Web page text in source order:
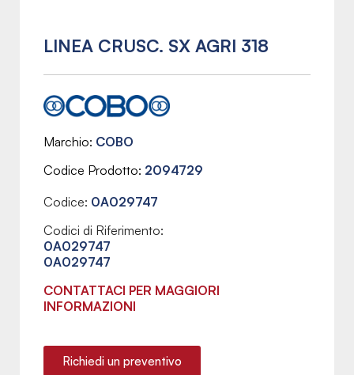
LINEA CRUSC. SX AGRI 318
Marchio COBO
Codice Prodotto 2094729
Codice: 0A029747
Codici di Riferimento:
0A029747
0A029747
CONTATTACI PER MAGGIORI
INFORMAZIONI
Richiedi un preventivo